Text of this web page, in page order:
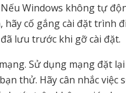
Windows không tự
hãy cố gắng cài đặt trình
lưu trước khi gỡ cài đặt.
Sử dụng mạng đặt
thử. Hãy cân nhắc việc